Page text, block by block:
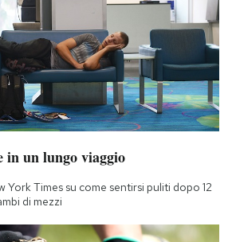
in un lungo viaggio
York Times su come sentirsi puliti dopo 12
di mezzi